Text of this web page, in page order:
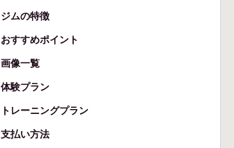
ジムの特徴
おすすめポイント
画像一覧
体験プラン
トレーニングプラン
支払い方法